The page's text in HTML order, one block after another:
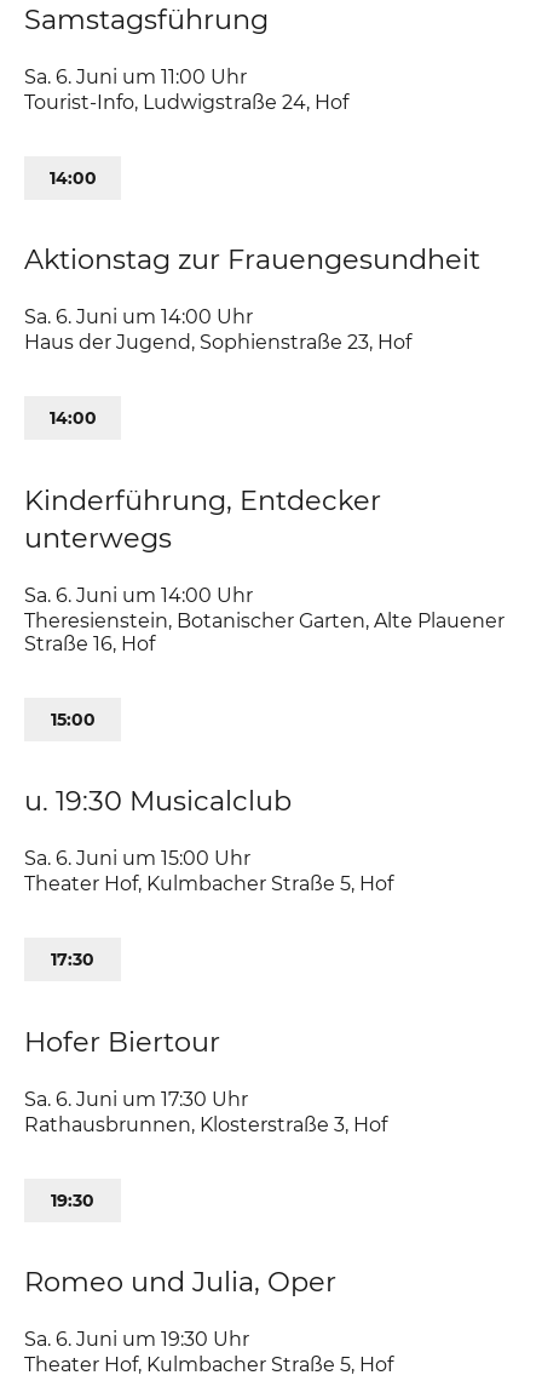
Samstagsführung
Sa. 6. Juni um 11:00 Uhr
Tourist-Info, Ludwigstraße 24 Hof
14:00
Aktionstag zur Frauengesundheit
Sa. 6. Juni um 14:00 Uhr
Haus der Jugend, Sophienstraße 23 Hof
14:00
Kinderführung, Entdecker
unterwegs
Sa. 6. Juni um 14:00 Uhr
Theresienstein, Botanischer Garten,Alte Plauener
Straße 16 Hof
15:00
u. 19:30 Musicalclub
Sa. 6. Juni um 15:00 Uhr
Theater Hof, Kulmbacher Straße 5 Hof
17:30
Hofer Biertour
Sa. 6. Juni um 17:30 Uhr
Rathausbrunnen, Klosterstraße 3 Hof
19:30
Romeo und Julia, Oper
Sa. 6. Juni um 19:30 Uhr
Theater Hof, Kulmbacher Straße 5 Hof